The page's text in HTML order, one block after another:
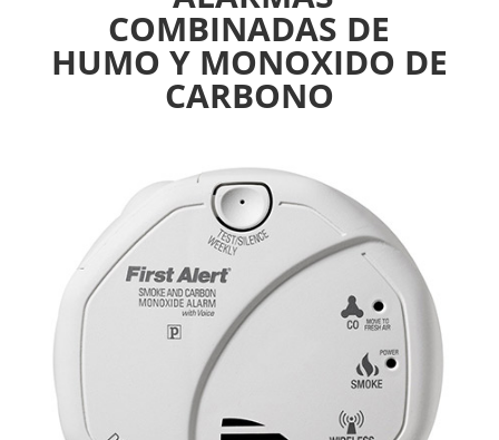
COMBINADAS DE
HUMO Y MONOXIDO DE
CARBONO